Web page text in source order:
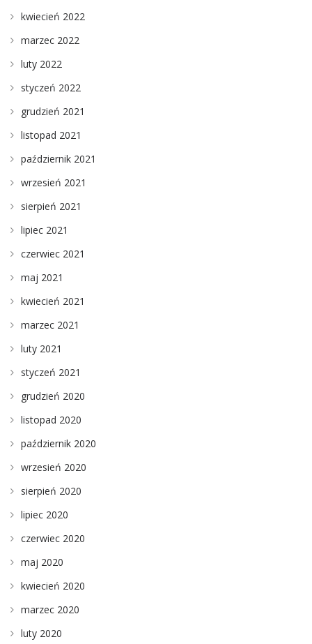
kwiecień 2022
marzec 2022
luty 2022
styczeń 2022
grudzień 2021
listopad 2021
październik 2021
wrzesień 2021
sierpień 2021
lipiec 2021
czerwiec 2021
maj 2021
kwiecień 2021
marzec 2021
luty 2021
styczeń 2021
grudzień 2020
listopad 2020
październik 2020
wrzesień 2020
sierpień 2020
lipiec 2020
czerwiec 2020
maj 2020
kwiecień 2020
marzec 2020
luty 2020